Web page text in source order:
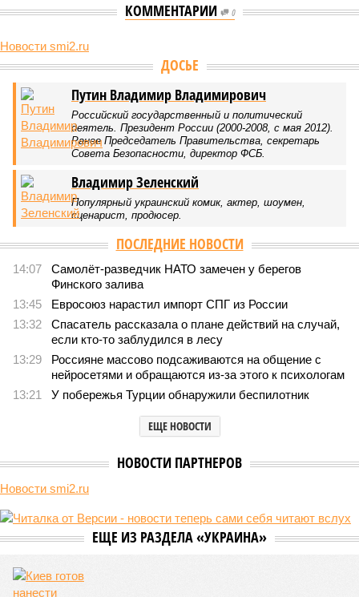
КОММЕНТАРИИ 0
Новости smi2.ru
ДОСЬЕ
Путин Владимир Владимирович
Российский государственный и политический
деятель. Президент России (2000-2008, с мая 2012).
Ранее Председатель Правительства, секретарь
Совета Безопасности, директор ФСБ.
Владимир Зеленский
Популярный украинский комик, актер, шоумен,
сценарист, продюсер.
ПОСЛЕДНИЕ НОВОСТИ
14:07
Самолёт-разведчик НАТО замечен у берегов
Финского залива
13:45
Евросоюз нарастил импорт СПГ из России
13:32
Спасатель рассказала о плане действий на случай,
если кто-то заблудился в лесу
13:29
Россияне массово подсаживаются на общение с
нейросетями и обращаются из-за этого к психологам
13:21
У побережья Турции обнаружили беспилотник
ЕЩЕ НОВОСТИ
НОВОСТИ ПАРТНЕРОВ
Новости smi2.ru
ЕЩЕ ИЗ РАЗДЕЛА «УКРАИНА»